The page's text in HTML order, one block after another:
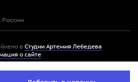
в Студии Артемия Лебедева
о сайте